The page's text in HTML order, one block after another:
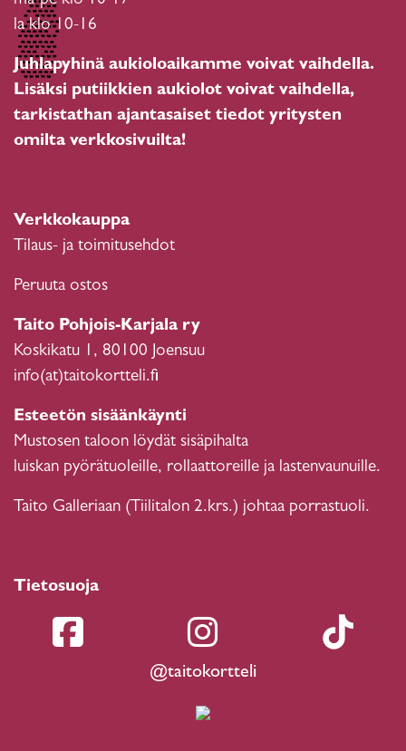
la klo 10-16
Juhlapyhinä aukioloaikamme voivat vaihdella.
Lisäksi putiikkien aukiolot voivat vaihdella,
tarkistathan ajantasaiset tiedot yritysten
omilta verkkosivuilta!
Verkkokauppa
Tilaus- ja toimitusehdot
Peruuta ostos
Taito Pohjois-Karjala ry
Koskikatu 1, 80100 Joensuu
info(at)taitokortteli.fi
Esteetön sisäänkäynti
Mustosen taloon löydät sisäpihalta
luiskan pyörätuoleille, rollaattoreille ja lastenvaunuille.
Taito Galleriaan (Tiilitalon 2.krs.) johtaa porrastuoli.
Tietosuoja
@taitokortteli